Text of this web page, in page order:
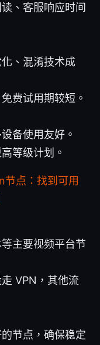
、客服响应时间
、混淆技术成
费试用期较短。
备使用友好。
等级计划。
节点：找到可用
主要视频平台节
VPN，其他流
节点，确保稳定